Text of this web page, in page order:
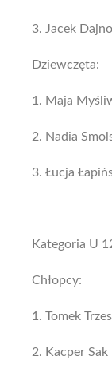
3. Jacek
Dziewczęta:
1. Maja
2. Nadia
3. Łucja
Kategoria U
Chłopcy:
1. Tomek
2. Kacper Sak